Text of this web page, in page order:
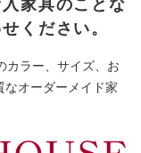
家具のことな
ください。
カラー、サイズ、お
オーダーメイド家